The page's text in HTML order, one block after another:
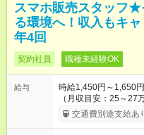
スマホ販売スタッフ★
る環境へ！収入もキ
年4回
契約社員 職種未経験OK
給与
時給1,450円～1,650円
（月収目安：25～27万円） ◎安定した給与で安心！
タイムで勤務いただ
す。シフトが削られ
交通費別途支給あ